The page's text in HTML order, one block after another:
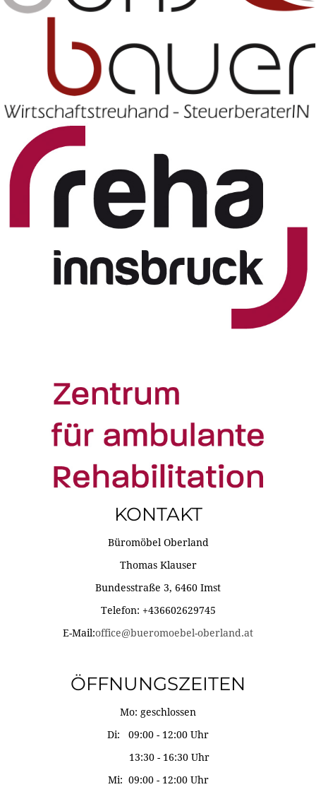
KONTAKT
Büromöbel Oberland
Thomas Klauser
Bundesstraße 3, 6460 Imst
Telefon: +436602629745
E-Mail:office@bueromoebel-oberland.at
ÖFFNUNGSZEITEN
Mo: geschlossen
Di: 09:00 - 12:00 Uhr
13:30 - 16:30 Uhr
Mi: 09:00 - 12:00 Uhr